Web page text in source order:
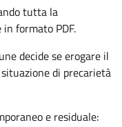
tutta la
formato PDF.
decide se erogare il
di precarietà
e residuale: